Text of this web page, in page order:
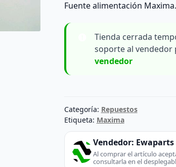
Fuente alimentación Maxima.
Tienda cerrada
soporte al vendedor
vendedor
Categoría: Repuestos
Etiqueta: Maxima
Vendedor: Ewaparts
Al comprar el artículo
consultarla en el